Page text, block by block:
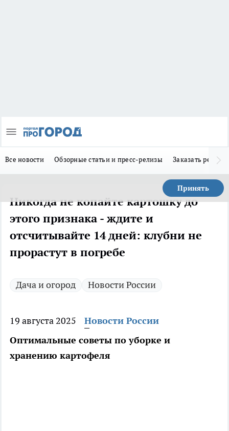
Все новости Обзорные статьи и пресс-релизы Заказать
Принять
Никогда не копайте картошку до
этого признака - ждите и
отсчитывайте 14 дней: клубни не
прорастут в погребе
Дача и огород Новости России
19 августа 2025
Новости России
Оптимальные советы по уборке и
хранению картофеля